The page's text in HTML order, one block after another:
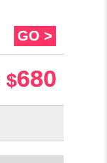
GO >
680